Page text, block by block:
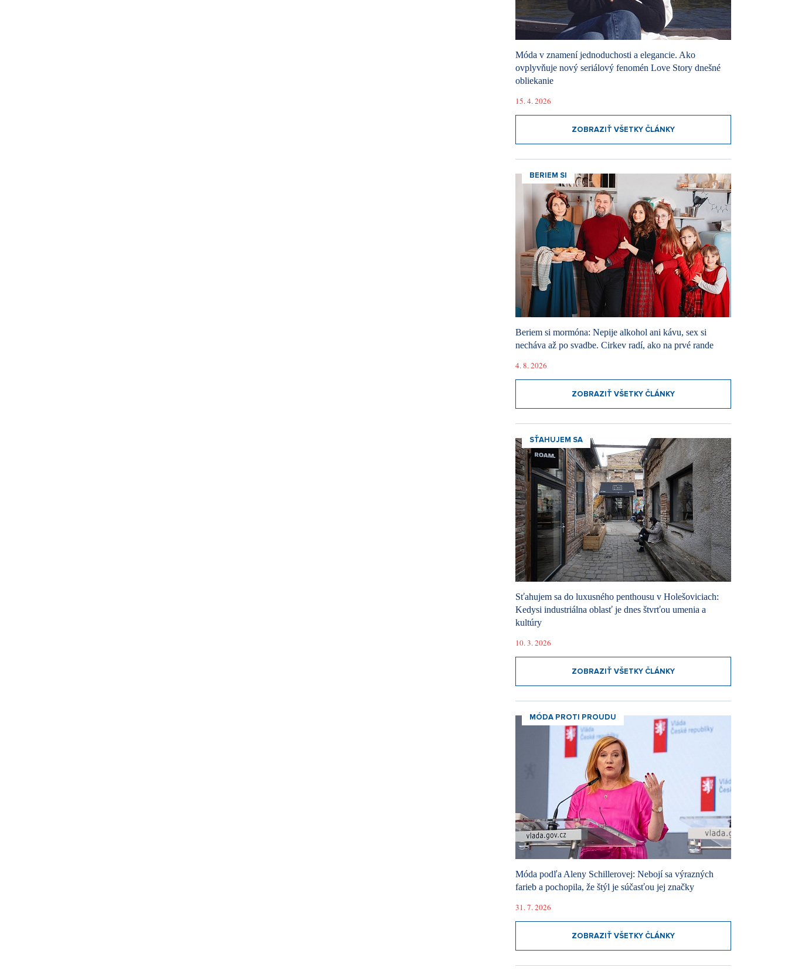
Móda v znamení jednoduchosti a elegancie. Ako
ovplyvňuje nový seriálový fenomén Love Story dnešné
obliekanie
15. 4. 2026
ZOBRAZIŤ VŠETKY ČLÁNKY
BERIEM SI
Beriem si mormóna: Nepije alkohol ani kávu, sex si
necháva až po svadbe. Cirkev radí, ako na prvé rande
4. 8. 2026
ZOBRAZIŤ VŠETKY ČLÁNKY
SŤAHUJEM SA
Sťahujem sa do luxusného penthousu v Holešoviciach:
Kedysi industriálna oblasť je dnes štvrťou umenia a
kultúry
10. 3. 2026
ZOBRAZIŤ VŠETKY ČLÁNKY
MÓDA PROTI PROUDU
Móda podľa Aleny Schillerovej: Nebojí sa výrazných
farieb a pochopila, že štýl je súčasťou jej značky
31. 7. 2026
ZOBRAZIŤ VŠETKY ČLÁNKY